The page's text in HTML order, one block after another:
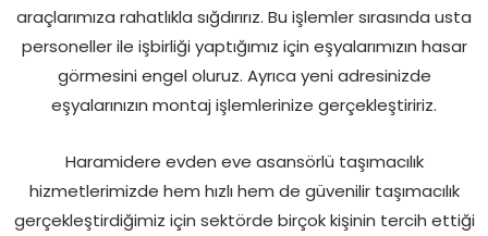
araçlarımıza rahatlıkla sığdırırız. Bu işlemler sırasında usta
personeller ile işbirliği yaptığımız için eşyalarımızın hasar
görmesini engel oluruz. Ayrıca yeni adresinizde
eşyalarınızın montaj işlemlerinize gerçekleştiririz.
Haramidere evden eve asansörlü taşımacılık
hizmetlerimizde hem hızlı hem de güvenilir taşımacılık
gerçekleştirdiğimiz için sektörde birçok kişinin tercih ettiği